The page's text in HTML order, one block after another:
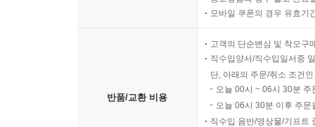
모바일 쿠폰의 경우 유효기
반품/교환 비용
고객의 단순변심 및 착오구
직수입양서/직수입일서중
단, 아래의 주문/취소 조건
오늘 00시 ~ 06시 30분
오늘 06시 30분 이후 주
직수입 음반/영상물/기프트